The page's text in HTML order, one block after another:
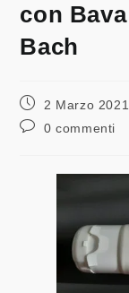
con
Bach
2 Marzo 2021
0 commenti